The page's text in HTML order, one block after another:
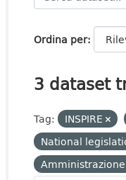
Ordina per
3 dataset
Tag: INSPIRE
National
Amministrazione